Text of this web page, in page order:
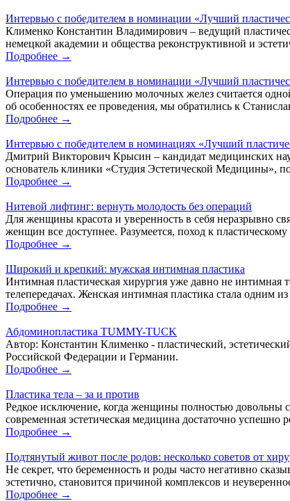
Интервью с победителем в номинации «Лучший
Клименко Константин Владимирович – ведущий
немецкой академии и общества реконструктивной и
Подробнее →
Интервью с победителем в номинации «Лучший
Операция по уменьшению молочных желез считается
об особенностях ее проведения, мы обратились к
Подробнее →
Интервью с победителем в номинациях «Лучший
Дмитрий Викторович Крысин – кандидат медицинских
основатель клиники «Студия Эстетической Медицины»,
Подробнее →
Нитевой лифтинг: вернуть молодость без операций
Для женщины красота и уверенность в себя неразрывно
женщин все доступнее. Разумеется, поход к
Подробнее →
Широкий и крепкий: мужская интимная пластика
Интимная пластическая хирургия уже давно не интимная
телепередачах. Женская интимная пластика стала одним
Подробнее →
Абдоминопластика TUMMY-TUCK
Автор: Константин Клименко - пластический,
Российской Федерации и Германии.
Подробнее →
Пластика тела – за и против
Редкое исключение, когда женщины полностью довольны
современная эстетическая медицина достаточно
Подробнее →
Подтянутый живот после родов: несколько советов от
Не секрет, что беременность и роды часто негативно
эстетично, становится причиной комплексов и
Подробнее →